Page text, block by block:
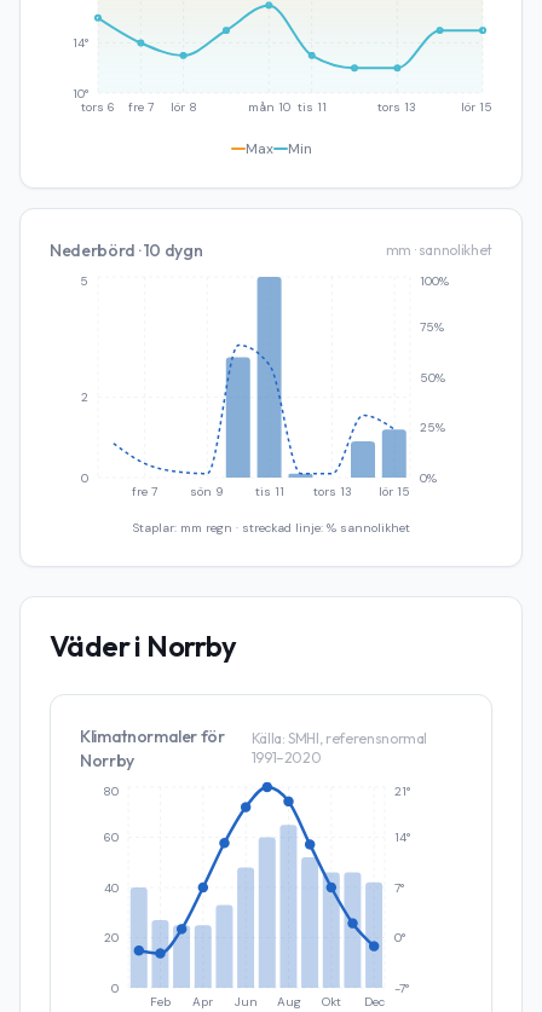
tors 6 fre 7 lör 8 mån 10 tis 11 tors 13 lör 15
10°
14°
Max Min
Nederbörd · 10 dygn mm · sannolikhet
fre 7 sön 9 tis 11 tors 13 lör 15
0
2
5
0%
25%
50%
75%
100%
Staplar: mm regn · streckad linje: % sannolikhet
Väder i Norrby
Klimatnormaler för
Norrby
Källa: SMHI, referensnormal
1991–2020
Feb Apr Jun Aug Okt Dec
0
20
40
60
80
-7°
0°
7°
14°
21°